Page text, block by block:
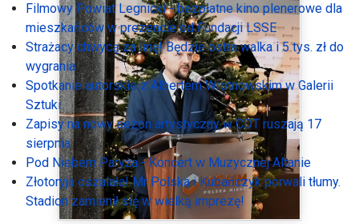
Filmowy Powiat Legnicki - bezpłatne kino plenerowe dla
mieszkańców w prezencie od Fundacji LSSE
Strażacy chwycą za linę! Będzie ostra walka i 5 tys. zł do
wygrania
Spotkanie autorskie z Albertem Wrotnowskim w Galerii
Sztuki
Zapisy na nowy sezon artystyczny w CDT ruszają 17
sierpnia
Pod Niebem Paryża - Koncert w Muzycznej Altanie
Złotoryja oszalała! Mr Polska i Kubańczyk porwali tłumy.
Stadion zamienił się w wielką imprezę!